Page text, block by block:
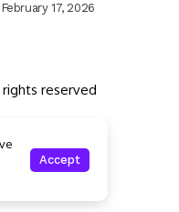
February 17, 2026
reserved
Accept